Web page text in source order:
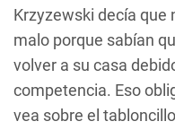
Krzyzewski decía que
malo porque sabían
volver a su casa
competencia. Eso
vea sobre el